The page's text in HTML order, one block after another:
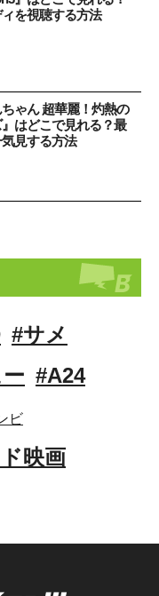
を視聴する方法
ゃん 超華麗！灼熱の
はどこで見れる？最
見する方法
#サメ
#A24
ビ
映画